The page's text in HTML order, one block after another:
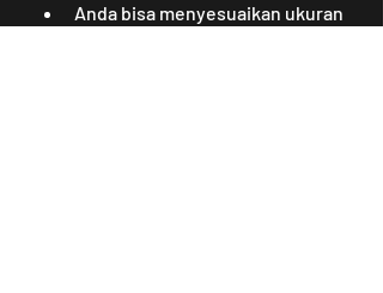
Anda bisa menyesuaikan ukuran